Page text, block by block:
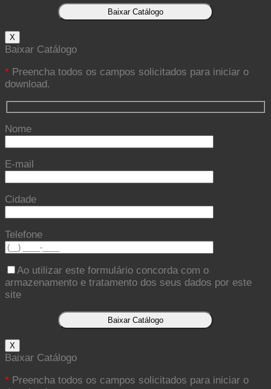
X
Baixar Catálogo
* Preencha todos os campos solicitados para iniciar o
download.
Nome
E-mail
Cidade
Telefone
Ao utilizar este formulário concorda com o
armazenamento e tratamento dos seus dados por este
site
X
Baixar Catálogo
* Preencha todos os campos solicitados para iniciar o